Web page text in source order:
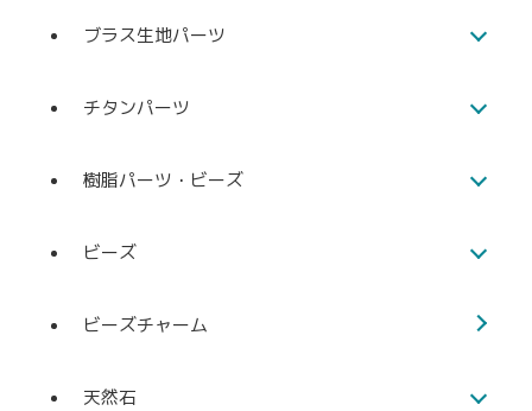
ブラス生地パーツ
チタンパーツ
樹脂パーツ・ビーズ
ビーズ
ビーズチャーム
天然石